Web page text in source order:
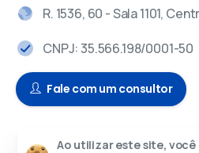
R. 1536, 60 - Sala 1101,
CNPJ: 35.566.198/0001-50
Fale com um consultor
Ao utilizar este site,